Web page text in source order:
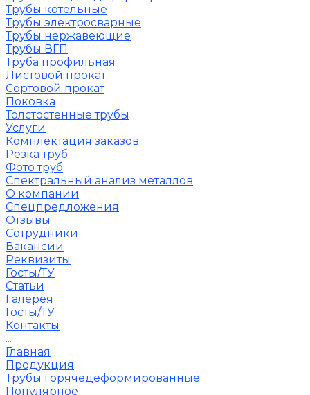
Трубы котельные
Трубы электросварные
Трубы нержавеющие
Трубы ВГП
Труба профильная
Листовой прокат
Сортовой прокат
Поковка
Толстостенные трубы
Услуги
Комплектация заказов
Резка труб
Фото труб
Спектральный анализ металлов
О компании
Спецпредложения
Отзывы
Сотрудники
Вакансии
Реквизиты
Госты/ТУ
Статьи
Галерея
Госты/ТУ
Контакты
...
Главная
Продукция
Трубы горячедеформированные
Популярное